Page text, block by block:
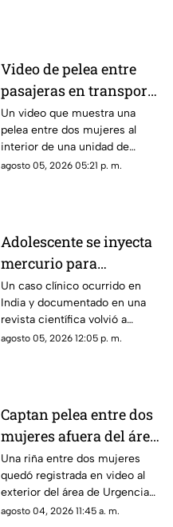
Video de pelea entre
pasajeras en transporte
público se vuelve viral
en redes sociales
Un video que muestra una
pelea entre dos mujeres al
interior de una unidad de
transporte público comenzó a
agosto 05, 2026 05:21 p. m.
Adolescente se inyecta
mercurio para
parecerse a Wolverine
y termina
hospitalizado
Un caso clínico ocurrido en
India y documentado en una
revista científica volvió a
generar interés por los riesgos
agosto 05, 2026 12:05 p. m.
Captan pelea entre dos
mujeres afuera del área
de Urgencias de un
hospital en Chihuahua
| VIDEO
Una riña entre dos mujeres
quedó registrada en video al
exterior del área de Urgencias
de un hospital ubicado en
agosto 04, 2026 11:45 a. m.